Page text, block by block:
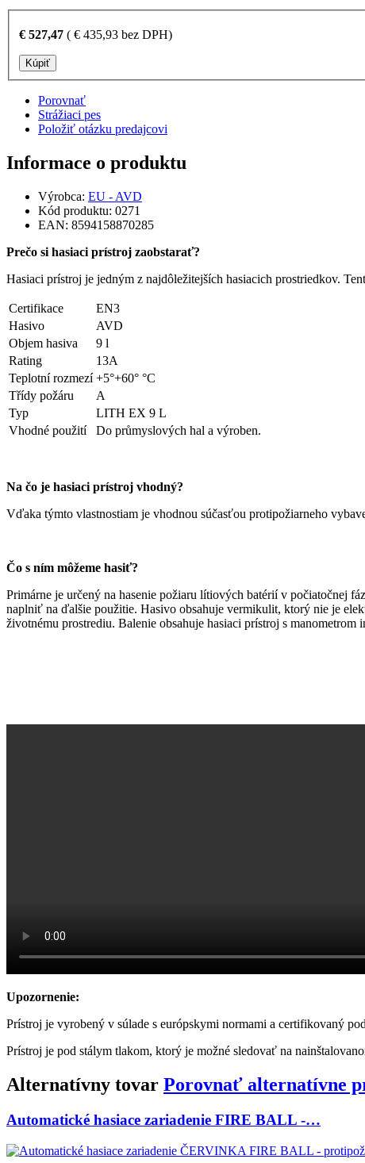
€ 527,47 ( € 435,93 bez DPH)
Kúpiť
Porovnať
Strážiaci pes
Položiť otázku predajcovi
Informace o produktu
Výrobca: EU - AVD
Kód produktu: 0271
EAN: 8594158870285
Prečo si hasiaci prístroj zaobstarať?
Hasiaci prístroj je jedným z najdôležitejších hasiacich prostriedkov.
Certifikace
EN3
Hasivo
AVD
Objem hasiva
9 l
Rating
13A
Teplotní rozmezí +5°+60° °C
Třídy požáru
A
Typ
LITH EX 9 L
Vhodné použití
Do průmyslových hal a výroben.
Na čo je hasiaci prístroj vhodný?
Vďaka týmto vlastnostiam je vhodnou súčasťou protipožiarneho
Čo s ním môžeme hasiť?
Primárne je určený na hasenie požiaru lítiových batérií v počiatočnej
naplniť na ďalšie použitie. Hasivo obsahuje vermikulit, ktorý nie je
životnému prostrediu. Balenie obsahuje hasiaci prístroj s
Upozornenie:
Prístroj je vyrobený v súlade s európskymi normami a certifikovaný
Prístroj je pod stálym tlakom, ktorý je možné sledovať na
Alternatívny tovar Porovnať alternatívne
Automatické hasiace zariadenie FIRE BALL -…